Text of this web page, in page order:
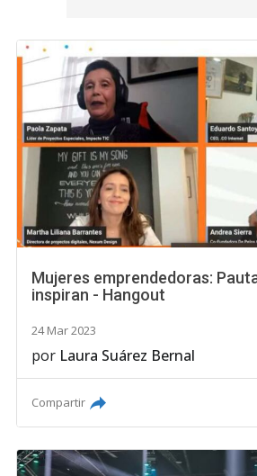
Mujeres emprendedoras:
inspiran - Hangout
24 Mar 2023
por Laura Suárez Bernal
Compartir